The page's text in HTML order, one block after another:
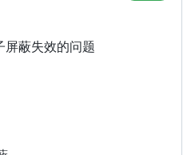
蔽失效的问题